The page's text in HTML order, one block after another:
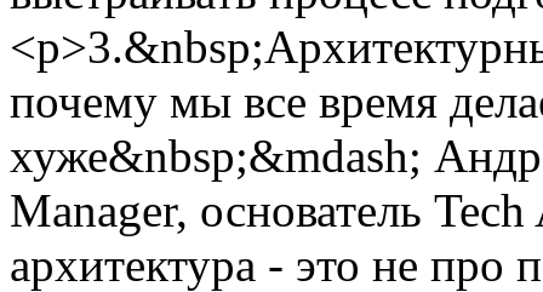
почему мы все время
хуже&nbsp;&mdash;
Manager, основатель
архитектура - это не про